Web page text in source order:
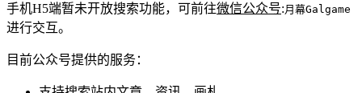
手机H5端暂未开放搜索功能，可前往微信公众号: 月幕Galgame
进行交互。
目前公众号提供的服务：